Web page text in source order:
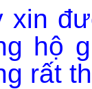
hộ
rất